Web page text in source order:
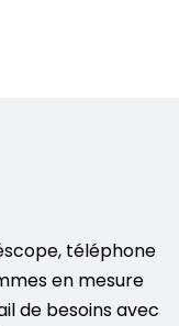
téléphone
en mesure
de besoins avec